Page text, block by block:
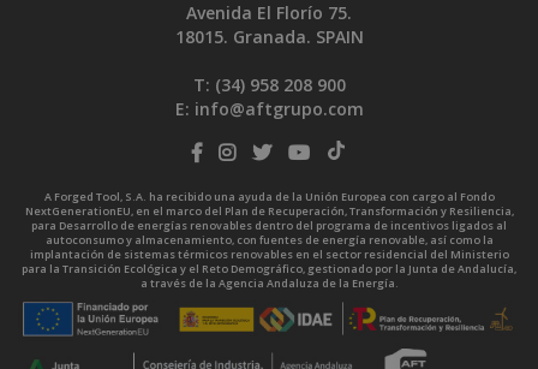
Avenida El Florío 75.
18015. Granada. SPAIN
T: (34) 958 208 900
E: info@aftgrupo.com
A Forged Tool, S.A. ha recibido una ayuda de la Unión Europea con cargo al Fondo
NextGenerationEU, en el marco del Plan de Recuperación, Transformación y Resiliencia,
para Desarrollo de energías renovables dentro del programa de incentivos ligados al
autoconsumo y almacenamiento, con fuentes de energía renovable, así como la
implantación de sistemas térmicos renovables en el sector residencial del Ministerio
para la Transición Ecológica y el Reto Demográfico, gestionado por la Junta de Andalucía,
a través de la Agencia Andaluza de la Energía.